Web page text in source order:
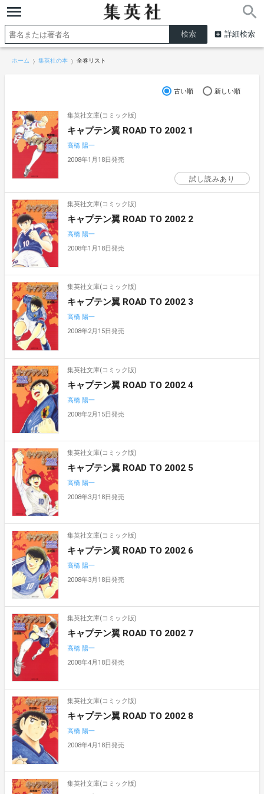
詳細検索
ホーム 集英社の本 全巻リスト
古い順 新しい順
集英社文庫(コミック版)
キャプテン翼 ROAD TO 2002 1
高橋 陽一
2008年1月18日発売
試し読みあり
集英社文庫(コミック版)
キャプテン翼 ROAD TO 2002 2
高橋 陽一
2008年1月18日発売
集英社文庫(コミック版)
キャプテン翼 ROAD TO 2002 3
高橋 陽一
2008年2月15日発売
集英社文庫(コミック版)
キャプテン翼 ROAD TO 2002 4
高橋 陽一
2008年2月15日発売
集英社文庫(コミック版)
キャプテン翼 ROAD TO 2002 5
高橋 陽一
2008年3月18日発売
集英社文庫(コミック版)
キャプテン翼 ROAD TO 2002 6
高橋 陽一
2008年3月18日発売
集英社文庫(コミック版)
キャプテン翼 ROAD TO 2002 7
高橋 陽一
2008年4月18日発売
集英社文庫(コミック版)
キャプテン翼 ROAD TO 2002 8
高橋 陽一
2008年4月18日発売
集英社文庫(コミック版)